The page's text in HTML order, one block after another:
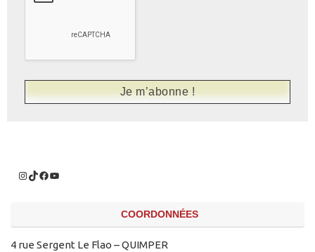
COORDONNÉES
4 rue Sergent Le Flao – QUIMPER